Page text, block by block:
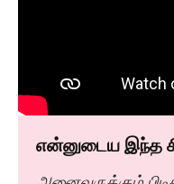
என்னுடைய இந்த